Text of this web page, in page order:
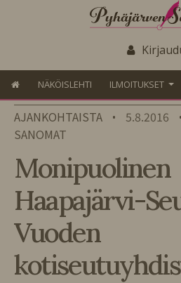
NÄKÖISLEHTI ILMOITUKSET
AJANKOHTAISTA • 5.8.2016 •
SANOMAT
Monipuolinen
Haapajärvi-
Vuoden